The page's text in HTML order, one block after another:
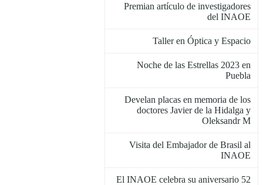
Premian artículo de investigadores
del INAOE
Taller en Óptica y Espacio
Noche de las Estrellas 2023 en
Puebla
Develan placas en memoria de los
doctores Javier de la Hidalga y
Oleksandr M
Visita del Embajador de Brasil al
INAOE
El INAOE celebra su aniversario 52